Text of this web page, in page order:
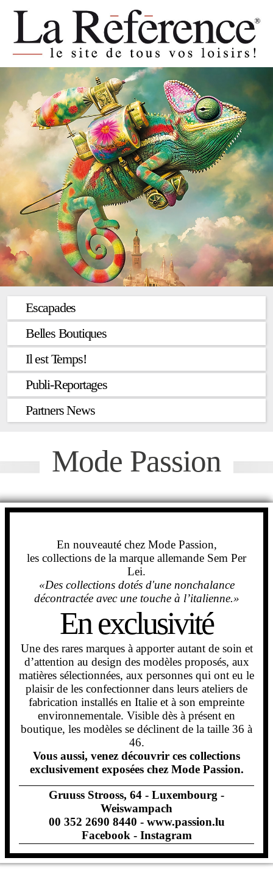
Escapades
Belles Boutiques
Il est Temps!
Publi-Reportages
Partners News
Mode Passion
En nouveauté chez Mode Passion,
les collections de la marque allemande Sem Per
Lei.
«Des collections dotés d'une nonchalance
décontractée avec une touche à l’italienne.»
Une des rares marques à apporter autant de soin et
d’attention au design des modèles proposés, aux
matières sélectionnées, aux personnes qui ont eu le
plaisir de les confectionner dans leurs ateliers de
fabrication installés en Italie et à son empreinte
environnementale. Visible dès à présent en
boutique, les modèles se déclinent de la taille 36 à
46.
Vous aussi, venez découvrir ces collections
exclusivement exposées chez Mode Passion.
Gruuss Strooss, 64 - Luxembourg -
Weiswampach
00 352 2690 8440 - www.passion.lu
Facebook - Instagram